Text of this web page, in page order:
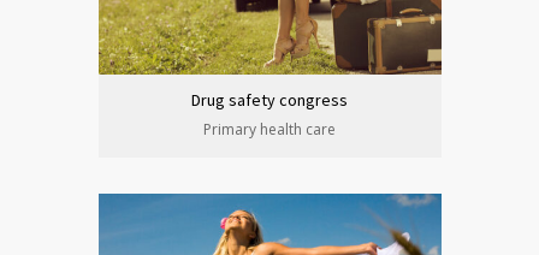
Drug safety congress
Primary health care